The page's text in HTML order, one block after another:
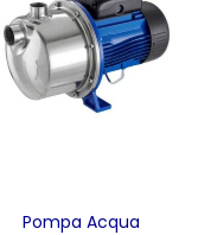
Pompa Acqua